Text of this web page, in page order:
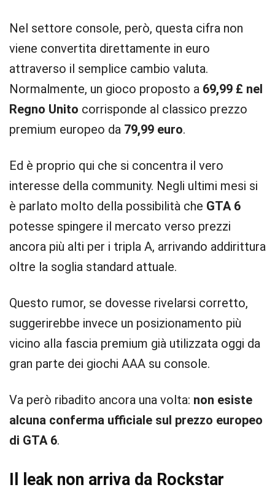
Nel settore console, però, questa cifra non
viene convertita direttamente in euro
attraverso il semplice cambio valuta.
Normalmente, un gioco proposto a 69,99 £ nel
Regno Unito corrisponde al classico prezzo
premium europeo da 79,99 euro.
Ed è proprio qui che si concentra il vero
interesse della community. Negli ultimi mesi si
è parlato molto della possibilità che GTA 6
potesse spingere il mercato verso prezzi
ancora più alti per i tripla A, arrivando addirittura
oltre la soglia standard attuale.
Questo rumor, se dovesse rivelarsi corretto,
suggerirebbe invece un posizionamento più
vicino alla fascia premium già utilizzata oggi da
gran parte dei giochi AAA su console.
Va però ribadito ancora una volta: non esiste
alcuna conferma ufficiale sul prezzo europeo
di GTA 6.
Il leak non arriva da Rockstar